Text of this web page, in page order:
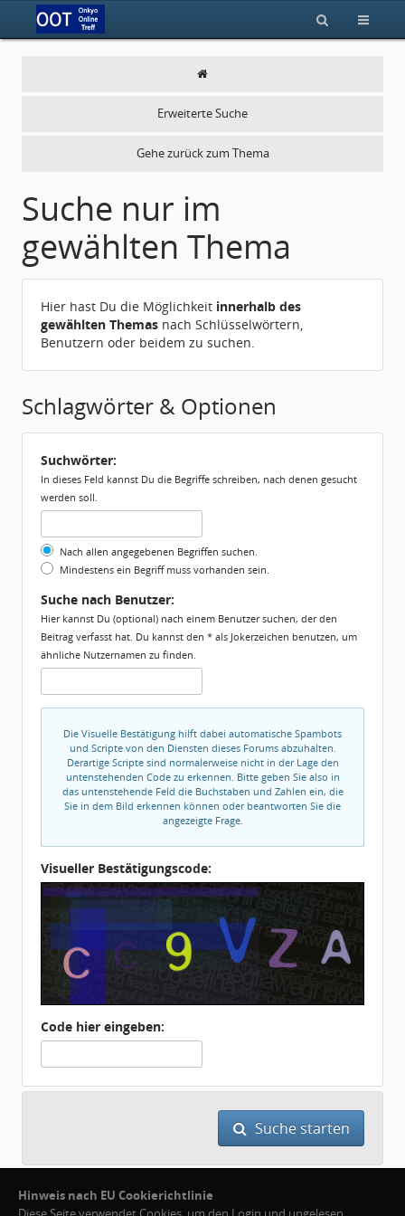
Erweiterte Suche
Gehe zurück zum Thema
Suche nur im
gewählten Thema
Hier hast Du die Möglichkeit innerhalb des
gewählten Themas nach Schlüsselwörtern,
Benutzern oder beidem zu suchen.
Schlagwörter & Optionen
Suchwörter:
In dieses Feld kannst Du die Begriffe schreiben, nach denen gesucht
werden soll.
Nach allen angegebenen Begriffen suchen.
Mindestens ein Begriff muss vorhanden sein.
Suche nach Benutzer:
Hier kannst Du (optional) nach einem Benutzer suchen, der den
Beitrag verfasst hat. Du kannst den * als Jokerzeichen benutzen, um
ähnliche Nutzernamen zu finden.
Die Visuelle Bestätigung hilft dabei automatische Spambots
und Scripte von den Diensten dieses Forums abzuhalten.
Derartige Scripte sind normalerweise nicht in der Lage den
untenstehenden Code zu erkennen. Bitte geben Sie also in
das untenstehende Feld die Buchstaben und Zahlen ein, die
Sie in dem Bild erkennen können oder beantworten Sie die
angezeigte Frage.
Visueller Bestätigungscode:
Code hier eingeben:
Suche starten
Hinweis nach EU Cookierichtlinie